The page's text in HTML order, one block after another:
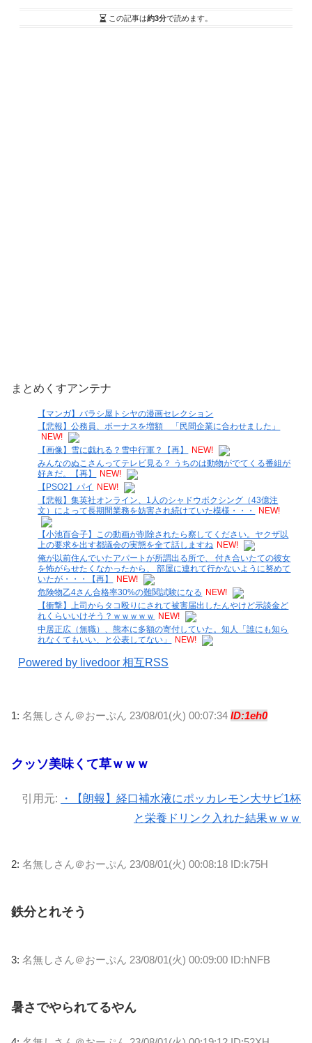
この記事は約3分で読めます。
まとめくすアンテナ
【マンガ】バラシ屋トシヤの漫画セレクション
【悲報】公務員、ボーナスを増額 「民間企業に合わせました」
NEW!
【画像】雪に戯れる？雪中行軍？【再】
NEW!
みんなのぬこさんってテレビ見る？ うちのは動物がでてくる番組が
好きだ。【再】
NEW!
【PSO2】パイ
NEW!
【悲報】集英社オンライン、1人のシャドウボクシング（43億注
文）によって長期間業務を妨害され続けていた模様・・・
NEW!
【小池百合子】この動画が削除されたら察してください。ヤクザ以
上の要求を出す都議会の実態を全て話しますね NEW!
俺が以前住んでいたアパートが所謂出る所で、 付き合いたての彼女
を怖がらせたくなかったから、 部屋に連れて行かないように努めて
いたが・・・【再】
NEW!
危険物乙4さん合格率30%の難関試験になる NEW!
【衝撃】上司からタコ殴りにされて被害届出したんやけど示談金ど
れくらいいけそう？ｗｗｗｗｗ
NEW!
中居正広（無職）、熊本に多額の寄付していた。知人「誰にも知ら
れなくてもいい、と公表してない」
NEW!
Powered by livedoor 相互RSS
1: 名無しさん＠おーぷん 23/08/01(火) 00:07:34 ID:1eh0
クッソ美味くて草ｗｗｗ
引用元:
・【朗報】経口補水液にポッカレモン大サビ1杯
と栄養ドリンク入れた結果ｗｗｗ
2: 名無しさん＠おーぷん 23/08/01(火) 00:08:18 ID:k75H
鉄分とれそう
3: 名無しさん＠おーぷん 23/08/01(火) 00:09:00 ID:hNFB
暑さでやられてるやん